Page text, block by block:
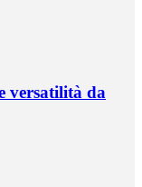
versatilità da